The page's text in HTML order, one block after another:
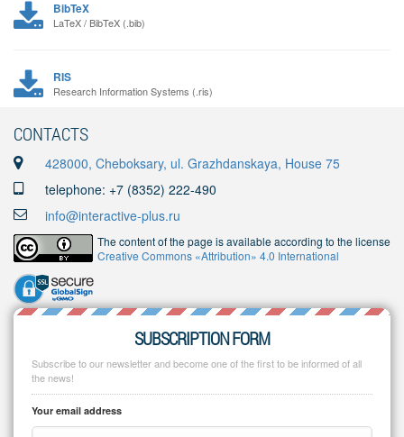
BibTeX
LaTeX / BibTeX (.bib)
RIS
Research Information Systems (.ris)
CONTACTS
428000, Cheboksary, ul. Grazhdanskaya, House 75
telephone: +7 (8352) 222-490
info@interactive-plus.ru
The content of the page is available according to the license
Creative Commons «Attribution» 4.0 International
SUBSCRIPTION FORM
Subscribe to our newsletter and become one of the first to be informed of all
the news!
Your email address